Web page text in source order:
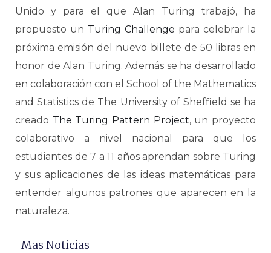
Unido y para el que Alan Turing trabajó, ha
propuesto un Turing Challenge para celebrar la
próxima emisión del nuevo billete de 50 libras en
honor de Alan Turing. Además se ha desarrollado
en colaboración con el School of the Mathematics
and Statistics de The University of Sheffield se ha
creado The Turing Pattern Project, un proyecto
colaborativo a nivel nacional para que los
estudiantes de 7 a 11 años aprendan sobre Turing
y sus aplicaciones de las ideas matemáticas para
entender algunos patrones que aparecen en la
naturaleza.
Mas Noticias